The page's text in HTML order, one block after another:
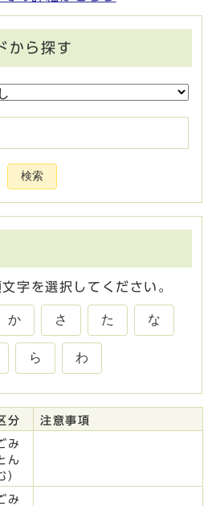
から探す
検索
字を選択してください。
か さ た な
ら わ
分 注意事項
み
ん
）
み